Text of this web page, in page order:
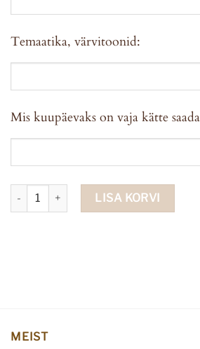
Temaatika, värvitoonid:
Mis kuupäevaks on vaja kätte
Personaliseeritud XXL südamekujuline
LISA KORVI
MEIST